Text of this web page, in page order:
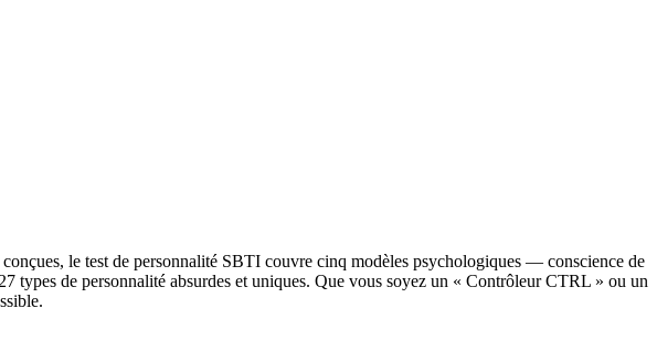
le test de personnalité SBTI couvre cinq modèles psychologiques — conscience de
de personnalité absurdes et uniques. Que vous soyez un « Contrôleur CTRL » ou un